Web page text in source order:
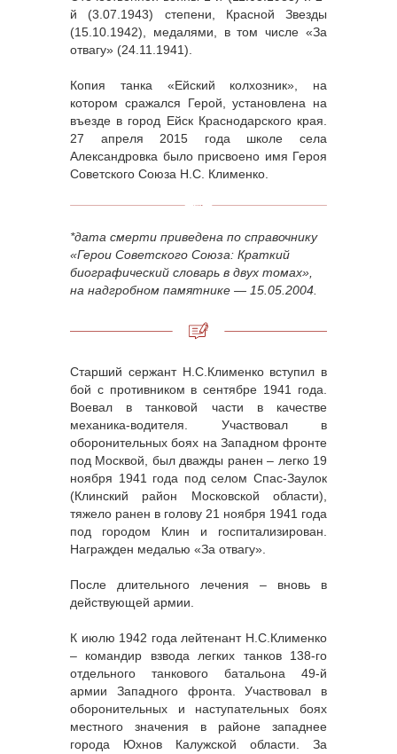
й (3.07.1943) степени, Красной Звезды
(15.10.1942), медалями, в том числе «За
отвагу» (24.11.1941).
Копия танка «Ейский колхозник», на
котором сражался Герой, установлена на
въезде в город Ейск Краснодарского края.
27 апреля 2015 года школе села
Александровка было присвоено имя Героя
Советского Союза Н.С. Клименко.
*дата смерти приведена по справочнику
«Герои Советского Союза: Краткий
биографический словарь в двух томах»,
на надгробном памятнике — 15.05.2004.
Старший сержант Н.С.Клименко вступил в
бой с противником в сентябре 1941 года.
Воевал в танковой части в качестве
механика-водителя. Участвовал в
оборонительных боях на Западном фронте
под Москвой, был дважды ранен – легко 19
ноября 1941 года под селом Спас-Заулок
(Клинский район Московской области),
тяжело ранен в голову 21 ноября 1941 года
под городом Клин и госпитализирован.
Награжден медалью «За отвагу».
После длительного лечения – вновь в
действующей армии.
К июлю 1942 года лейтенант Н.С.Клименко
– командир взвода легких танков 138-го
отдельного танкового батальона 49-й
армии Западного фронта. Участвовал в
оборонительных и наступательных боях
местного значения в районе западнее
города Юхнов Калужской области. За